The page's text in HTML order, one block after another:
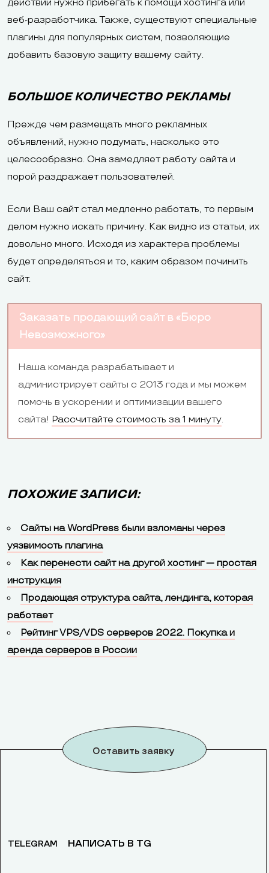
действий нужно прибегать к помощи хостинга или
веб-разработчика. Также, существуют специальные
плагины для популярных систем, позволяющие
добавить базовую защиту вашему сайту.
БОЛЬШОЕ КОЛИЧЕСТВО РЕКЛАМЫ
Прежде чем размещать много рекламных
объявлений, нужно подумать, насколько это
целесообразно. Она замедляет работу сайта и
порой раздражает пользователей.
Если Ваш сайт стал медленно работать, то первым
делом нужно искать причину. Как видно из статьи, их
довольно много. Исходя из характера проблемы
будет определяться и то, каким образом починить
сайт.
Заказать продающий сайт в «Бюро
Невозможного»
Наша команда разрабатывает и
администрирует сайты с 2013 года и мы можем
помочь в ускорении и оптимизации вашего
сайта! Рассчитайте стоимость за 1 минуту.
ПОХОЖИЕ ЗАПИСИ:
Сайты на WordPress были взломаны через
уязвимость плагина
Как перенести сайт на другой хостинг — простая
инструкция
Продающая структура сайта, лендинга, которая
работает
Рейтинг VPS/VDS серверов 2022. Покупка и
аренда серверов в России
Оставить заявку
TELEGRAM НАПИСАТЬ В TG